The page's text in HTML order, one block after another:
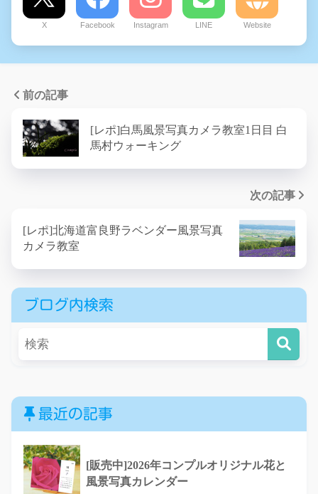
X Facebook Instagram LINE Website
前の記事
[レポ]白馬風景写真カメラ教室1日目 白
馬村ウォーキング
次の記事
[レポ]北海道富良野ラベンダー風景写真
カメラ教室
ブログ内検索
最近の記事
[販売中]2026年コンプルオリジナル花と
風景写真カレンダー